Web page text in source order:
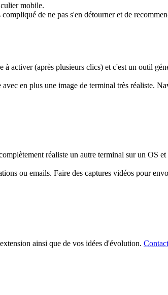
mobile.
de ne pas s'en détourner et de
activer (après plusieurs clics) et c'est un outil
en plus une image de terminal très réaliste.
réaliste un autre terminal sur un OS
ou emails. Faire des captures vidéos pour
ainsi que de vos idées d'évolution.